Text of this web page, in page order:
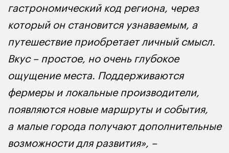
гастрономический код региона, через
который он становится узнаваемым, а
путешествие приобретает личный смысл.
Вкус – простое, но очень глубокое
ощущение места. Поддерживаются
фермеры и локальные производители,
появляются новые маршруты и события,
а малые города получают дополнительные
возможности для развития», –